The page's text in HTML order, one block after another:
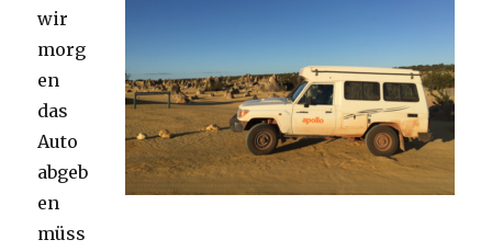
wir
morg
en
das
Auto
abgeb
en
müss